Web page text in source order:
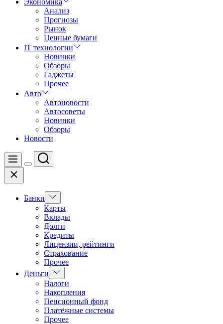
Экономика
Анализ
Прогнозы
Рынок
Ценные бумаги
IT технологии
Новинки
Обзоры
Гаджеты
Прочее
Авто
Автоновости
Автосоветы
Новинки
Обзоры
Новости
Меню
Цвет
Поиск
Закрыть
Банки
Показать
подменю
Карты
Вклады
Долги
Кредиты
Лицензии, рейтинги
Страхование
Прочее
Деньги
Показать
подменю
Налоги
Накопления
Пенсионный фонд
Платёжные системы
Прочее